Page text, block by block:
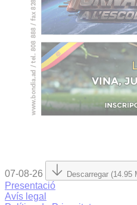
07-08-26 Descarregar (14.95
Presentació
Avís legal